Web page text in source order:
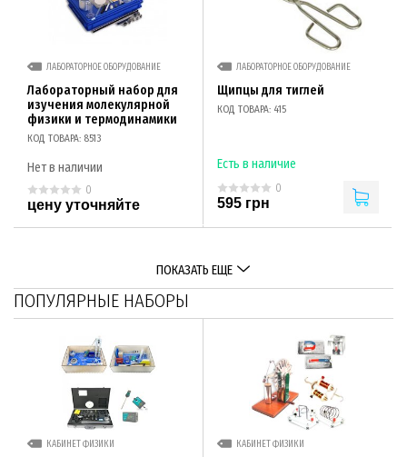
ЛАБОРАТОРНОЕ ОБОРУДОВАНИЕ
Лабораторный набор для
изучения молекулярной
физики и термодинамики
КОД ТОВАРА: 8513
Нет в наличии
0
цену уточняйте
ЛАБОРАТОРНОЕ ОБОРУДОВАНИЕ
Щипцы для тиглей
КОД ТОВАРА: 415
Есть в наличие
0
595 грн
ПОКАЗАТЬ ЕЩЕ
ПОПУЛЯРНЫЕ НАБОРЫ
КАБИНЕТ ФИЗИКИ КАБИНЕТ ФИЗИКИ